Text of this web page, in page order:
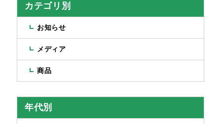
カテゴリ別
お知らせ
メディア
商品
年代別